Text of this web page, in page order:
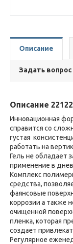
Описание
Задать вопрос
Описание
Инновационная
справится со
густая
работать на
Гель не обладает
применение в
Комплекс
средства,
фаянсовые
коррозии а также
очищенной
пленка, которая
создает
Регулярное